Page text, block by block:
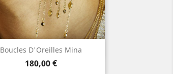
Boucles D'Oreilles Mina
Prix
180,00 €
Aperçu rapide